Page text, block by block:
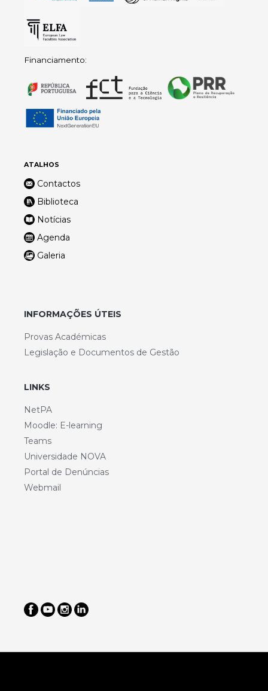
Financiamento:
ATALHOS
Contactos
Biblioteca
Notícias
Agenda
Galeria
INFORMAÇÕES ÚTEIS
Provas Académicas
Legislação e Documentos de Gestão
LINKS
NetPA
Moodle: E-learning
Teams
Universidade NOVA
Portal de Denúncias
Webmail